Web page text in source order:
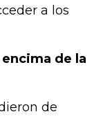
a los
de la
de